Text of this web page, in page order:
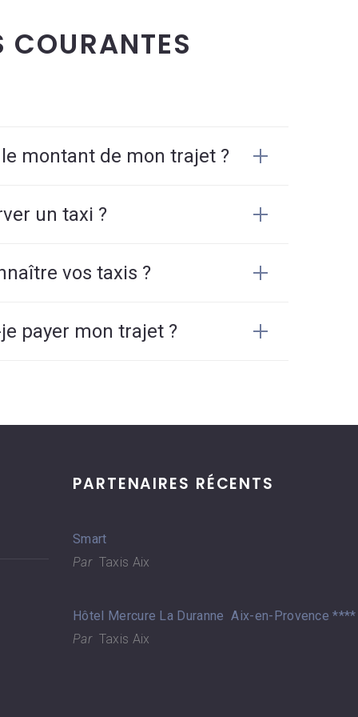
COURANTES
montant de mon trajet ?
un taxi ?
vos taxis ?
payer mon trajet ?
PARTENAIRES RÉCENTS
Smart
Par Taxis Aix
Hôtel Mercure La Duranne Aix-en-Provence ****
Par Taxis Aix